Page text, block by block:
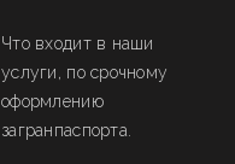
Что входит в наши
услуги, по срочному
оформлению
загранпаспорта.